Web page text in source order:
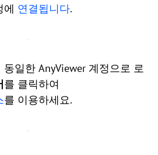
에 연결됩니다.
일한 AnyViewer 계정으로 로
를 클릭하여
를 이용하세요.